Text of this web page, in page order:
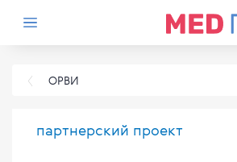
ОРВИ
партнерский проект